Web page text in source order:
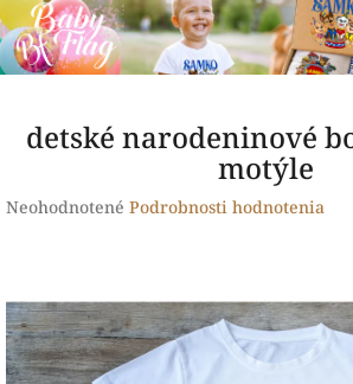
Prejsť
na
obsah
detské narodeninové
motýle
Priemerné
0,0
z
5
hviezdičiek.
Neohodnotené Podrobnosti hodnotenia